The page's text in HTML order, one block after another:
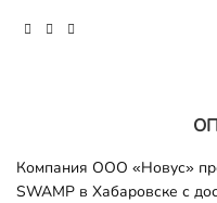
Компания ООО «Новус»
SWAMP в Хабаровске с